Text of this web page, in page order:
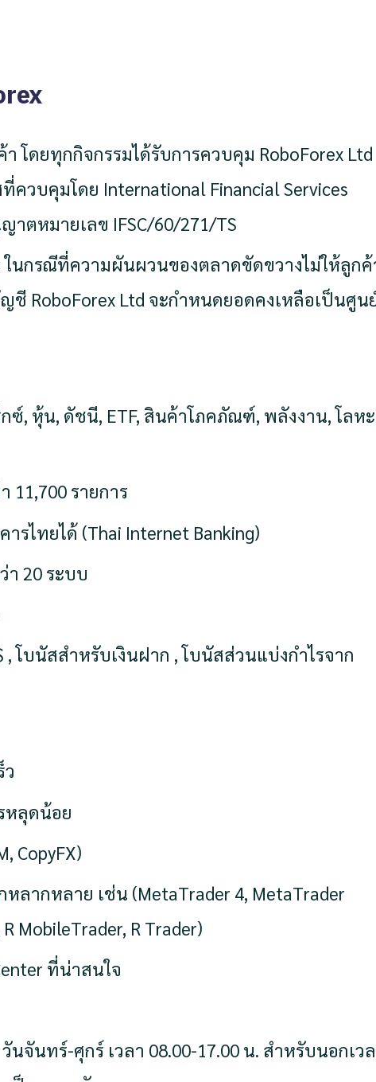
โดยทุกกิจกรรมได้รับการควบคุม RoboForex
ควบคุมโดย International Financial Services
าตหมายเลข IFSC/60/271/TS
นกรณีที่ความผันผวนของตลาดขัดขวางไม่ให้ลูก
RoboForex Ltd จะกำหนดยอดคงเหลือเป็นศูน
ซ์, หุ้น, ดัชนี, ETF, สินค้าโภคภัณฑ์, พลังงาน, โลหะ
11,700 รายการ
รไทยได้ (Thai Internet Banking)
า 20 ระบบ
โบนัสสำหรับเงินฝาก , โบนัสส่วนแบ่งกำไรจาก
หลุดน้อย
CopyFX)
ลากหลาย เช่น (MetaTrader 4, MetaTrader
MobileTrader, R Trader)
ที่น่าสนใจ
จันทร์-ศุกร์ เวลา 08.00-17.00 น. สำหรับนอกเว